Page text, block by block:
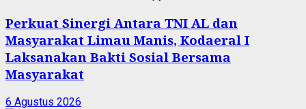
Perkuat Sinergi Antara TNI AL dan
Masyarakat Limau Manis, Kodaeral I
Laksanakan Bakti Sosial Bersama
Masyarakat
6 Agustus 2026